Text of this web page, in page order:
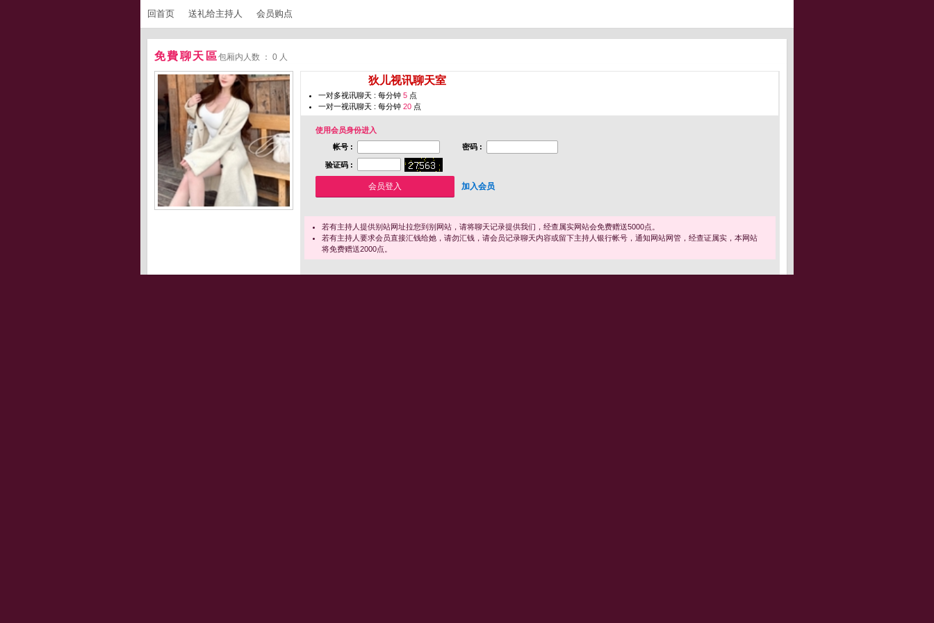
回首页 送礼给主持人 会员购点
免費聊天區包厢内人数 ： 0 人
狄儿视讯聊天室
一对多视讯聊天 : 每分钟 5 点
一对一视讯聊天 : 每分钟 20 点
使用会员身份进入
帐号 :
密码 :
验证码 :
加入会员
若有主持人提供别站网址拉您到别网站，请将聊天记录提供我们，经查属实网站会免费赠送5000点。
若有主持人要求会员直接汇钱给她，请勿汇钱，请会员记录聊天内容或留下主持人银行帐号，通知网站网管，经查证属实，本网站
将免费赠送2000点。